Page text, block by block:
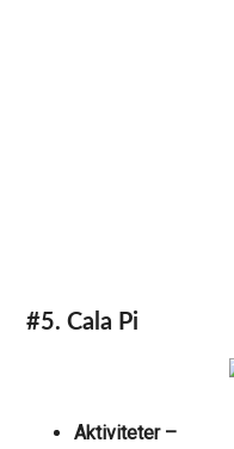
#5. Cala Pi
Aktiviteter –